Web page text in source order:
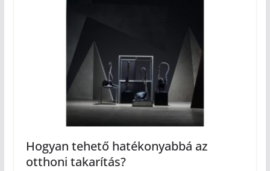
Hogyan tehető hatékonyabbá az
otthoni takarítás?